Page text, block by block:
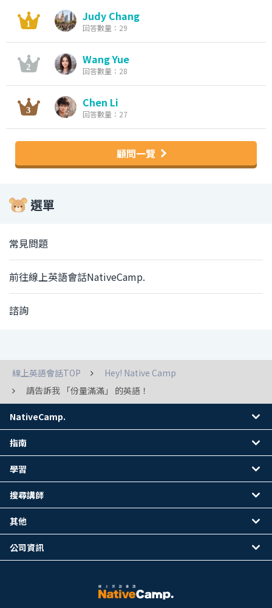
Judy Chang
回答數量：29
Wang Yue
回答數量：28
Chen Li
回答數量：27
顧問一覽
選單
常見問題
前往線上英語會話NativeCamp.
諮詢
線上英語會話TOP
Hey! Native Camp
請告訴我 「份量滿滿」 的英語！
NativeCamp.
指南
學習
搜尋講師
其他
公司資訊